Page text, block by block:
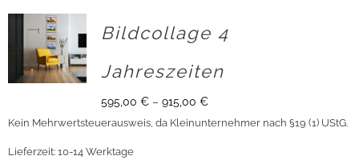
Bildcollage 4
Jahreszeiten
595,00 €– 915,00 €
Kein Mehrwertsteuerausweis, da Kleinunternehmer nach §19 (1) UStG.
Lieferzeit: 10-14 Werktage